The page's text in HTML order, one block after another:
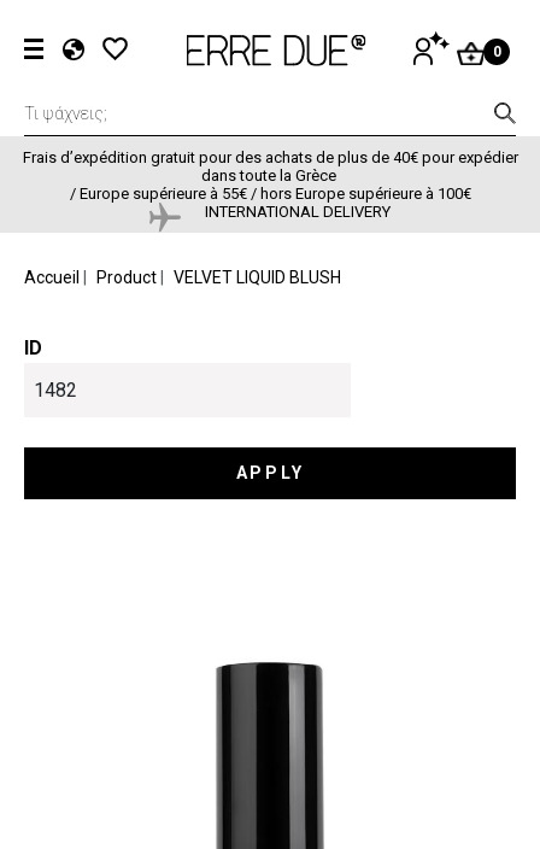
EN
FR
Menu du
SE
CONNECTER
0
Frais d’expédition gratuit pour des achats de plus de 40€ pour expédier
dans toute la Grèce
/ Europe supérieure à 55€ / hors Europe supérieure à 100€
INTERNATIONAL DELIVERY
FIL D'ARIANE
Accueil Product VELVET LIQUID BLUSH
ID